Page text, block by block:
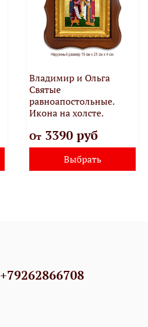
Владимир и Ольга
Святые
равноапостольные.
Икона на холсте.
От3390 руб
Выбрать
+79262866708